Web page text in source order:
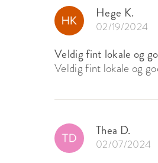
Hege K.
02/19/2024
Veldig fint lokale og
Veldig fint lokale og
Thea D.
02/07/2024